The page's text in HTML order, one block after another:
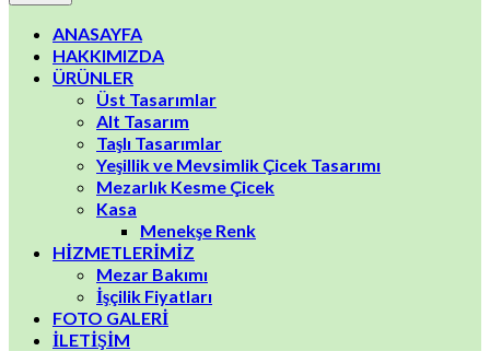
ANASAYFA
HAKKIMIZDA
ÜRÜNLER
Üst Tasarımlar
Alt Tasarım
Taşlı Tasarımlar
Yeşillik ve Mevsimlik Çicek Tasarımı
Mezarlık Kesme Çicek
Kasa
Menekşe Renk
HİZMETLERİMİZ
Mezar Bakımı
İşçilik Fiyatları
FOTO GALERİ
İLETİŞİM